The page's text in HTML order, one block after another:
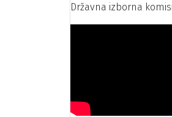
Državna izborna